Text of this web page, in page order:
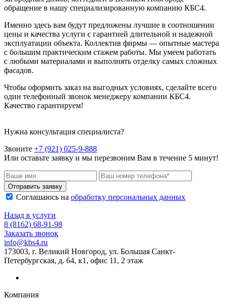
обращение в нашу специализированную компанию КБС4.
Именно здесь вам будут предложены лучшие в соотношении
цены и качества услуги с гарантией длительной и надежной
эксплуатации объекта. Коллектив фирмы — опытные мастера
с большим практическим стажем работы. Мы умеем работать
с любыми материалами и выполнять отделку самых сложных
фасадов.
Чтобы оформить заказ на выгодных условиях, сделайте всего
один телефонный звонок менеджеру компании КБС4.
Качество гарантируем!
Нужна консультация специалиста?
Звоните +7 (921) 025-9-888
Или оставьте заявку и мы перезвоним Вам в течение 5 минут!
Отправить заявку
Соглашаюсь на обработку персональных данных
Назад в услуги
8 (8162) 68-91-98
Заказать звонок
info@kbs4.ru
173003, г. Великий Новгород, ул. Большая Санкт-
Петербургская, д. 64, к1, офис 11, 2 этаж
Компания